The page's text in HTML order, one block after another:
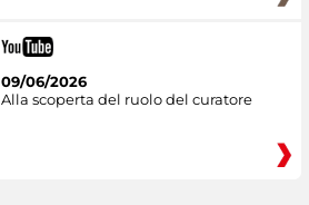
09/06/2026
Alla scoperta del ruolo del curatore